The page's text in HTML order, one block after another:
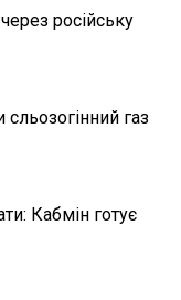
російську
газ
Кабмін готує